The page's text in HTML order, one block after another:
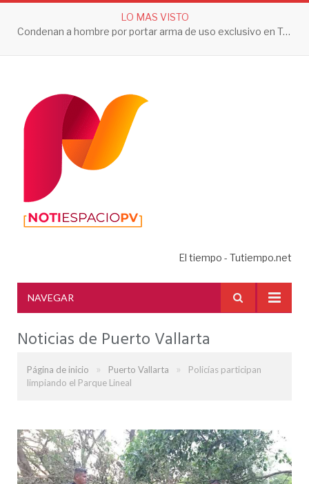
LO MAS VISTO
Condenan a hombre por portar arma de uso exclusivo en Tepic
El tiempo - Tutiempo.net
NAVEGAR
Noticias de Puerto Vallarta
Página de inicio » Puerto Vallarta »
Policías participan
limpiando el Parque Lineal